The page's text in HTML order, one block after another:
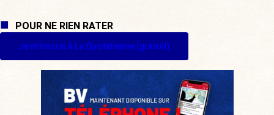
POUR NE RIEN RATER
Je m'inscris à La Quotidienne (gratuit)